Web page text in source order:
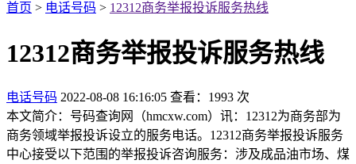
首页 > 电话号码 > 12312商务举报投诉服务热线
12312商务举报投诉服务热线
电话号码 2022-08-08 16:16:05 查看：1993 次
本文简介：号码查询网（hmcxw.com）讯：12312为商务部为
商务领域举报投诉设立的服务电话。12312商务举报投诉服务
中心接受以下范围的举报投诉咨询服务：涉及成品油市场、煤